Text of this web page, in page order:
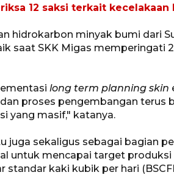
12 saksi terkait
hidrokarbon minyak bumi dari
saat SKK Migas memperingati
long term planning skin
proses pengembangan terus
yang masif," katanya.
juga sekaligus sebagai bagian
untuk mencapai target produksi
standar kaki kubik per hari
21